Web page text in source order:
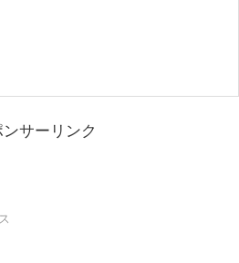
ンサーリンク